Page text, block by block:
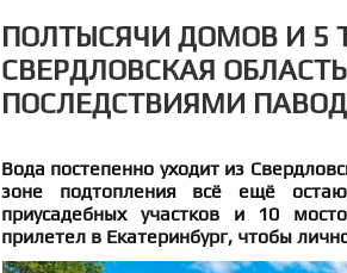
ПОЛТЫСЯЧИ ДОМОВ И 5
СВЕРДЛОВСКАЯ
ПОСЛЕДСТВИЯМИ
Вода постепенно уходит из
зоне подтопления всё ещё
приусадебных участков и 10
прилетел в Екатеринбург, чтобы